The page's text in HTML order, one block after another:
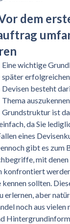
dem
Eine wichtige
später
Devisen besteht
Thema
Grundstruktur ist
da Sie
eines
gibt es zum
mit denen
konfrontiert
kennen sollten.
erlernen, aber
noch aus vielen